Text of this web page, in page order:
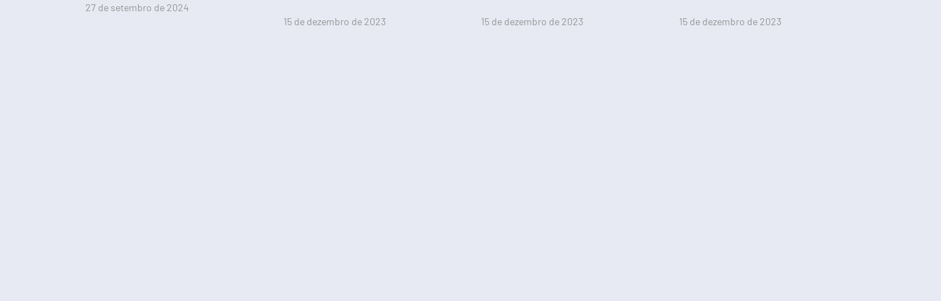
27 de setembro de 2024
15 de dezembro de 2023 15 de dezembro de 2023 15 de dezembro de 2023